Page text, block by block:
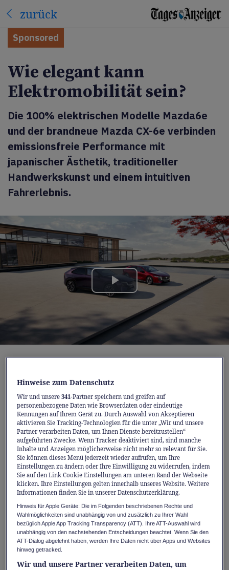
zurück
Sponsored
Wie elegant kann
Elektromobilität sein?
Die 100% elektrischen Modelle Mazda6e
und der brandneue Mazda CX-6e verbinden
emissionsfreie Performance mit
japanischer Ästhetik, traditioneller
Handwerkskunst und einem intuitiven
Fahrerlebnis.
Play
Video
Design of the Year 2026», und
Mazda CX-6estehen beispielhaft dafür, wie
Mazda Elektromobilität, emotionales Design
und japanische Handwerkskunst vereint. So
entstehen vollelektrische Fahrzeuge, die den
Menschen in den Mittelpunkt stellen –
kombiniert mit alltagstauglicher Reichweite,
schneller Ladeleistung und moderner
Konnektivität.
Jetzt wird der Einstieg in die vollelektrische
Modellwelt von Mazda besonders attraktiv:
Bis zum 31. August 2026 profitieren Sie von
Hinweise zum Datenschutz
Wir und unsere341-Partner speichern und greifen auf
personenbezogene Daten wie Browserdaten oder eindeutige
Kennungen auf Ihrem Gerät zu. Durch Auswahl von Akzeptieren
aktivieren Sie Tracking-Technologien für die unter „Wir und unsere
Partner verarbeiten Daten, um Ihnen Dienste bereitzustellen“
aufgeführten Zwecke. Wenn Tracker deaktiviert sind, sind manche
Inhalte und Anzeigen möglicherweise nicht mehr so relevant für Sie.
Sie können dieses Menü jederzeit wieder aufrufen, um Ihre
Einstellungen zu ändern oder Ihre Einwilligung zu widerrufen, indem
Sie auf den Link Cookie Einstellungen am unteren Rand der Webseite
klicken. Ihre Einstellungen gelten innerhalb unseres Website. Weitere
Informationen finden Sie in unserer Datenschutzerklärung.
Hinweis für Apple Geräte: Die im Folgenden beschriebenen Rechte und
Wahlmöglichkeiten sind unabhängig von und zusätzlich zu Ihrer Wahl
bezüglich Apple App Tracking Transparency (ATT). Ihre ATT-Auswahl wird
unabhängig von den nachstehenden Entscheidungen beachtet. Wenn Sie den
ATT-Dialog abgelehnt haben, werden Ihre Daten nicht über Apps und Websites
hinweg getracked.
Wir und unsere Partner verarbeiten Daten, um